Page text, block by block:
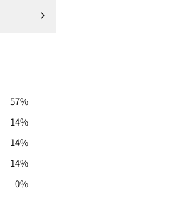
いい
フォンなどの閲覧環境に
。
57%
14%
14%
14%
0%